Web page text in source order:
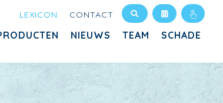
LEXICON CONTACT
NIEUWS TEAM SCHADE